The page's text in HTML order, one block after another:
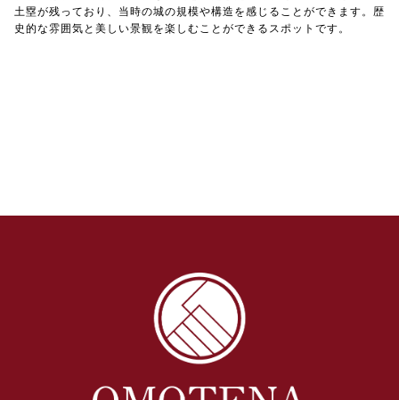
土塁が残っており、当時の城の規模や構造を感じることができます。歴
史的な雰囲気と美しい景観を楽しむことができるスポットです。